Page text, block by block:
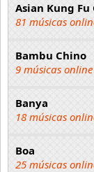
Asian Kung
81 músicas
Bambu Chino
9 músicas online
Banya
18 músicas
Boa
25 músicas